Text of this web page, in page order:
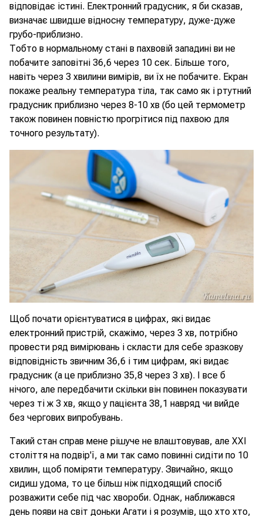
відповідає істині. Електронний градусник, я би сказав,
визначає швидше відносну температуру, дуже-дуже
грубо-приблизно.
Тобто в нормальному стані в пахвовій западині ви не
побачите заповітні 36,6 через 10 сек. Більше того,
навіть через 3 хвилини вимірів, ви їх не побачите. Екран
покаже реальну температура тіла, так само як і ртутний
градусник приблизно через 8-10 хв (бо цей термометр
також повинен повністю прогрітися під пахвою для
точного результату).
Щоб почати орієнтуватися в цифрах, які видає
електронний пристрій, скажімо, через 3 хв, потрібно
провести ряд вимірювань і скласти для себе зразкову
відповідність звичним 36,6 і тим цифрам, які видає
градусник (а це приблизно 35,8 через 3 хв). І все б
нічого, але передбачити скільки він повинен показувати
через ті ж 3 хв, якщо у пацієнта 38,1 навряд чи вийде
без чергових випробувань.
Такий стан справ мене рішуче не влаштовував, але XXI
століття на подвір'ї, а ми так само повинні сидіти по 10
хвилин, щоб поміряти температуру. Звичайно, якщо
сидиш удома, то це більш ніж підходящий спосіб
розважити себе під час хвороби. Однак, наближався
день появи на світ доньки Агати і я розумів, що хто хто,